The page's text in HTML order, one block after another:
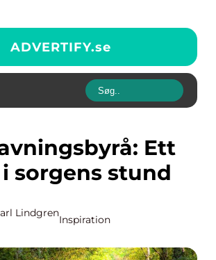
ADVERTIFY.se
sorgens stund
Lindgren
Inspiration